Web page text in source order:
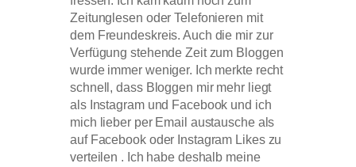
Zeitunglesen oder Telefonieren mit
dem Freundeskreis. Auch die mir zur
Verfügung stehende Zeit zum Bloggen
wurde immer weniger. Ich merkte recht
schnell, dass Bloggen mir mehr liegt
als Instagram und Facebook und ich
mich lieber per Email austausche als
auf Facebook oder Instagram Likes zu
verteilen . Ich habe deshalb meine